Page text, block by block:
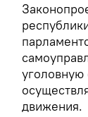
уголовную
движения.